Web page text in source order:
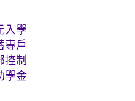
入學
專戶
控制
學金